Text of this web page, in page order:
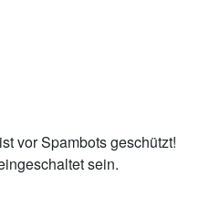
vor Spambots geschützt!
sein.